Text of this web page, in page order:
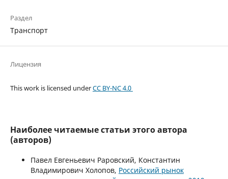
Раздел
Транспорт
Лицензия
This work is licensed underCC BY-NC 4.0
Наиболее читаемые статьи этого автора
(авторов)
Павел Евгеньевич Раровский, Константин
Владимирович Холопов, Российский рынок